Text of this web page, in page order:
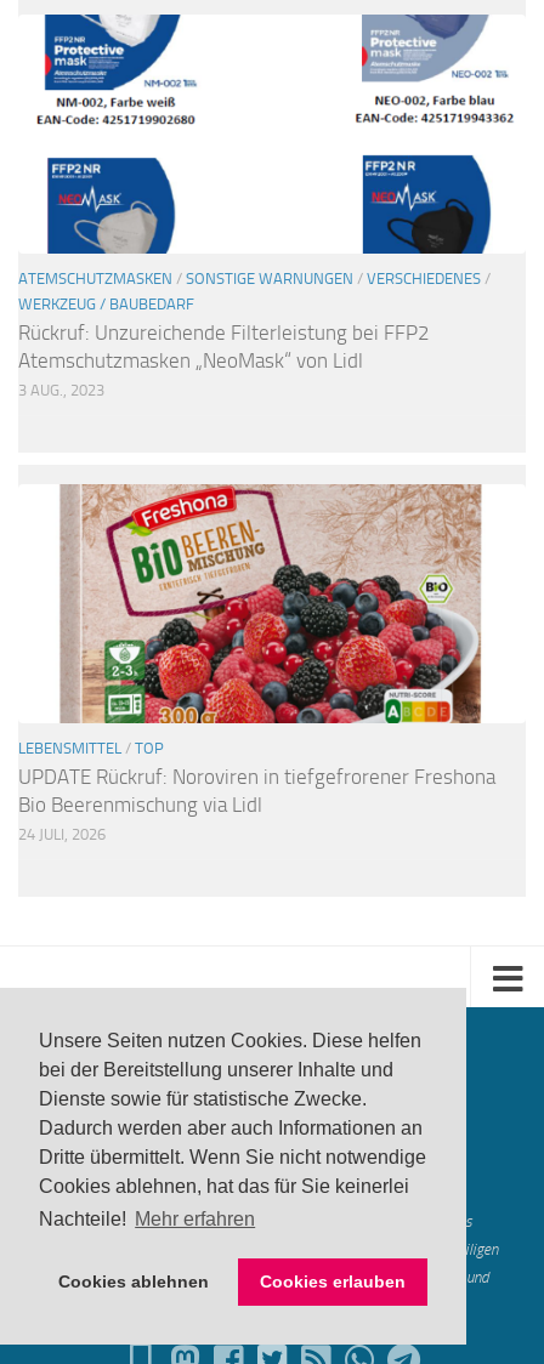
Unsere Seiten nutzen Cookies. Diese helfen
bei der Bereitstellung unserer Inhalte und
Dienste sowie für statistische Zwecke.
Dadurch werden aber auch Informationen an
Dritte übermittelt. Wenn Sie nicht notwendige
Cookies ablehnen, hat das für Sie keinerlei
Nachteile! Mehr erfahren
Cookies ablehnen Cookies erlauben
ATEMSCHUTZMASKEN / SONSTIGE WARNUNGEN / VERSCHIEDENES /
WERKZEUG / BAUBEDARF
Rückruf: Unzureichende Filterleistung bei FFP2
Atemschutzmasken „NeoMask“ von Lidl
3 AUG., 2023
LEBENSMITTEL / TOP
UPDATE Rückruf: Noroviren in tiefgefrorener Freshona
Bio Beerenmischung via Lidl
24 JULI, 2026
produktwarnung.eu- 2007-2026
Made in Gerstetten |Medienzentrum Gerstetten
Alle genannten Marken, Warenzeichen und Logos innerhalb dieses
Medienangebotes sind durch die Marken- und Urheberechte der jeweiligen
Rechteinhaber geschützt, und dienen lediglich der Berichterstattung und
Verdeutlichung der hier veröffentlichten InhalteMastodon